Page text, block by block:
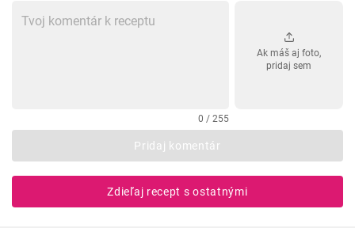
0 / 255
Ak máš aj foto,
pridaj sem
Pridaj komentár
Zdieľaj recept s ostatnými